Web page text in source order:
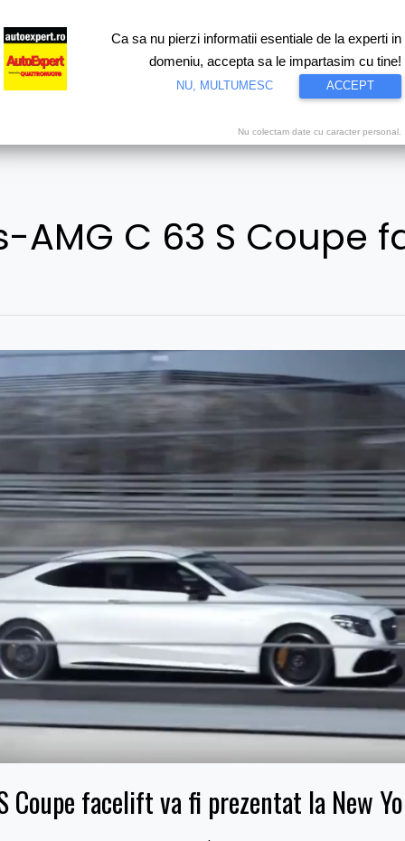
Test drive Motorsport Proiecte speciale Video
AMG C 63 S Coupe
Coupe facelift va fi prezentat la New
Ca sa nu pierzi informatii esentiale de la experti in
domeniu, accepta sa le impartasim cu tine!
NU, MULTUMESC ACCEPT
Nu colectam date cu caracter personal.